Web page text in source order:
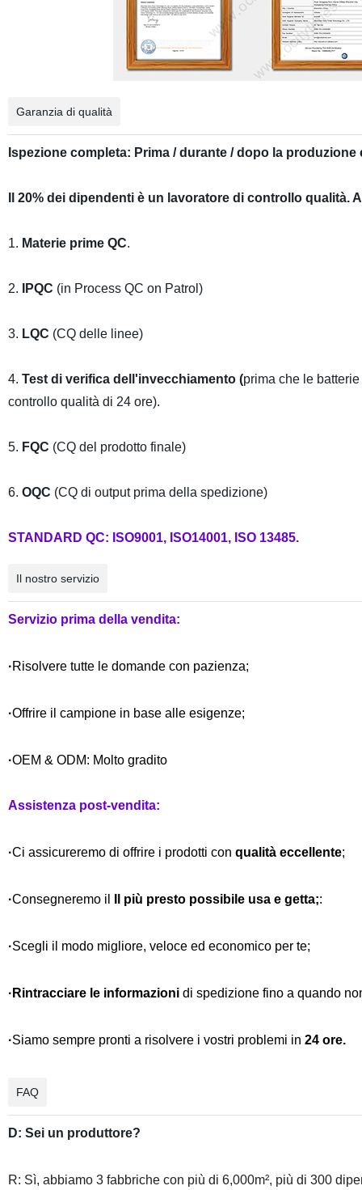
Garanzia di qualità
Ispezione completa: Prima / durante / dopo la
Il 20% dei dipendenti è un lavoratore di controllo
1. Materie prime QC.
2. IPQC (in Process QC on Patrol)
3. LQC (CQ delle linee)
4. Test di verifica dell'invecchiamento (prima che le
controllo qualità di 24 ore).
5. FQC (CQ del prodotto finale)
6. OQC (CQ di output prima della spedizione)
STANDARD QC: ISO9001, ISO14001, ISO 13485.
Il nostro servizio
Servizio prima della vendita:
·Risolvere tutte le domande con pazienza;
·Offrire il campione in base alle esigenze;
·OEM & ODM: Molto gradito
Assistenza post-vendita:
·Ci assicureremo di offrire i prodotti con qualità eccellente;
·Consegneremo il Il più presto possibile usa e getta;:
·Scegli il modo migliore, veloce ed economico per te;
· Rintracciare le informazionidi spedizione fino a quando
·Siamo sempre pronti a risolvere i vostri problemi in 24 ore.
FAQ
D: Sei un produttore?
R: Sì, abbiamo 3 fabbriche con più di 6,000m², più di 300